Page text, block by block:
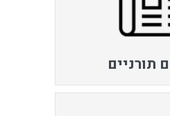
תורניים